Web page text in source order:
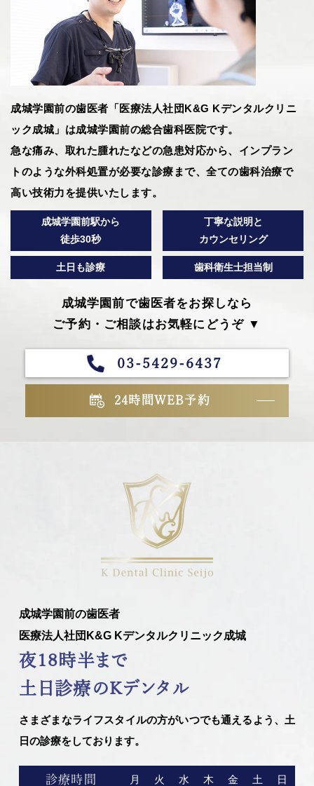
成城学園前の歯医者「医療法人社団K&G Kデンタルクリニ
ック成城」は成城学園前の総合歯科医院です。
急な痛み、取れた腫れたなどの急患対応から、インプラン
トのような外科処置が必要な診療まで、全ての歯科治療で
高い技術力を提供いたします。
成城学園前駅から
徒歩30秒
丁寧な説明と
カウンセリング
土日も診療 歯科衛生士担当制
成城学園前で歯医者をお探しなら
ご予約・ご相談はお気軽にどうぞ ▼
03-5429-6437
24時間WEB予約
成城学園前の歯医者
医療法人社団K&G Kデンタルクリニック成城
夜18時半まで
土日診療のKデンタル
さまざまなライフスタイルの方がいつでも通えるよう、土
日の診療をしております。
診療時間 月 火 水 木 金 土 日